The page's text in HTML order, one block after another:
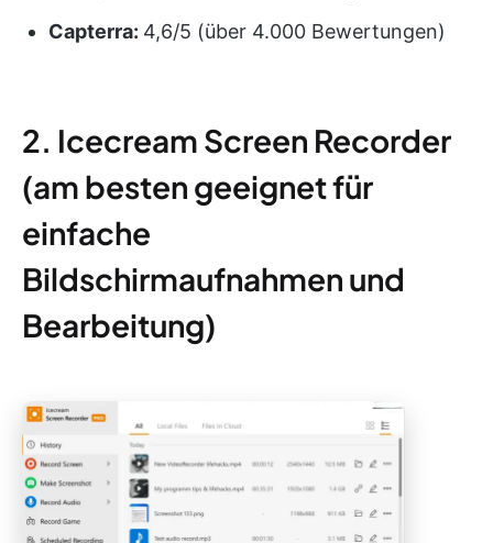
Capterra: 4,6/5 (über 4.000 Bewertungen)
2. Icecream Screen Recorder
(am besten geeignet für
einfache
Bildschirmaufnahmen und
Bearbeitung)